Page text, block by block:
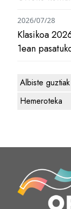
Klasikoa
1ean
2026/07/28
Albiste guztiak
Hemeroteka